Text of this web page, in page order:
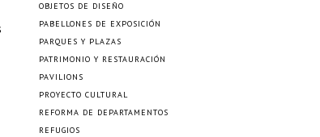
OBJETOS DE DISEÑO
PABELLONES DE EXPOSICIÓN
PARQUES Y PLAZAS
PATRIMONIO Y RESTAURACIÓN
PAVILIONS
PROYECTO CULTURAL
REFORMA DE DEPARTAMENTOS
REFUGIOS